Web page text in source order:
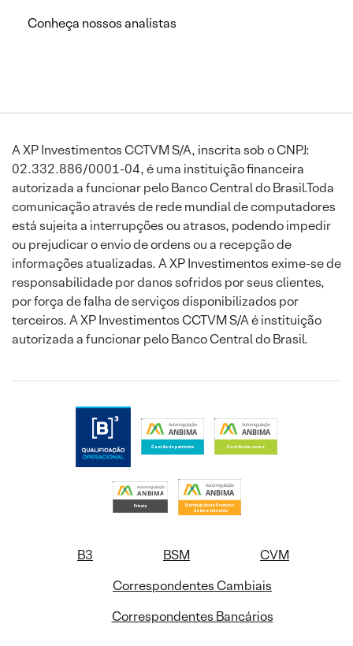
Conheça nossos analistas
A XP Investimentos CCTVM S/A, inscrita sob o CNPJ:
02.332.886/0001-04, é uma instituição financeira
autorizada a funcionar pelo Banco Central do Brasil.Toda
comunicação através de rede mundial de computadores
está sujeita a interrupções ou atrasos, podendo impedir
ou prejudicar o envio de ordens ou a recepção de
informações atualizadas. A XP Investimentos exime-se de
responsabilidade por danos sofridos por seus clientes,
por força de falha de serviços disponibilizados por
terceiros. A XP Investimentos CCTVM S/A é instituição
autorizada a funcionar pelo Banco Central do Brasil.
B3 BSM
CVM
Correspondentes Cambiais
Correspondentes Bancários